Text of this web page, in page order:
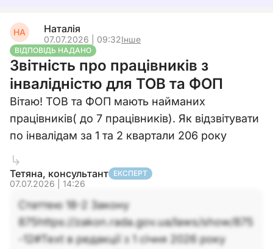
НА Наталія
07.07.2026 | 09:32Інше
ВІДПОВІДЬ НАДАНО
Звітність про працівників з
інвалідністю для ТОВ та ФОП
Вітаю! ТОВ та ФОП мають найманих
працівників( до 7 працівників). Як відзвітувати
по інвалідам за 1 та 2 квартали 206 року
Тетяна, консультант ЕКСПЕРТ
07.07.2026 | 14:26
Статтею 18-2 Закону
875https://zakon.rada.gov.ua/laws/show/875
-12#Text в редакції з 1 січня 2026 року